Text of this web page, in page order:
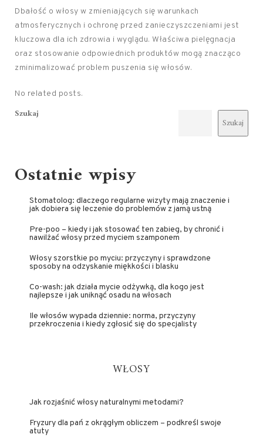
Dbałość o włosy w zmieniających się warunkach
atmosferycznych i ochronę przed zanieczyszczeniami jest
kluczowa dla ich zdrowia i wyglądu. Właściwa pielęgnacja
oraz stosowanie odpowiednich produktów mogą znacząco
zminimalizować problem puszenia się włosów.
No related posts.
Szukaj
Szukaj
Ostatnie wpisy
Stomatolog: dlaczego regularne wizyty mają znaczenie i
jak dobiera się leczenie do problemów z jamą ustną
Pre-poo – kiedy i jak stosować ten zabieg, by chronić i
nawilżać włosy przed myciem szamponem
Włosy szorstkie po myciu: przyczyny i sprawdzone
sposoby na odzyskanie miękkości i blasku
Co-wash: jak działa mycie odżywką, dla kogo jest
najlepsze i jak uniknąć osadu na włosach
Ile włosów wypada dziennie: norma, przyczyny
przekroczenia i kiedy zgłosić się do specjalisty
WŁOSY
Jak rozjaśnić włosy naturalnymi metodami?
Fryzury dla pań z okrągłym obliczem – podkreśl swoje
atuty